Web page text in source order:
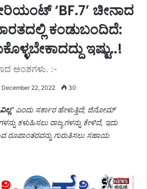
‘BF.7’ ಚೀನಾದ
ಕಂಡುಬಂದಿದೆ:
ಇಷ್ಟು..!
ಅಂಶಗಳು. :-
December 22, 2022 30
ಎಂದು ಸರ್ಕಾರ ಹೇಳುತ್ತಿದೆ; ಜಿನೋಮ್
ಕಳುಹಿಸಲು ರಾಜ್ಯಗಳನ್ನು ಕೇಳಿದೆ, ಇದು
ರೂಪಾಂತರವನ್ನು ಗುರುತಿಸಲು ಸಹಾಯ